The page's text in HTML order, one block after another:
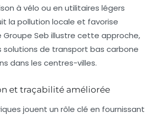
à vélo ou en utilitaires légers
la pollution locale et favorise
Groupe Seb illustre cette approche,
solutions de transport bas carbone
dans les centres-villes.
et traçabilité améliorée
jouent un rôle clé en fournissant